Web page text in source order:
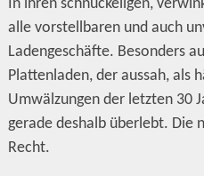
In ihren schnuckeligen,
alle vorstellbaren und auch
Ladengeschäfte. Besonders
Plattenladen, der aussah, als
Umwälzungen der letzten 30
gerade deshalb überlebt. Die
Recht.